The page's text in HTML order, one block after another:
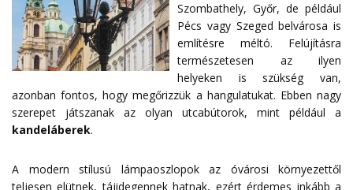
Szombathely, Győr, de például
Pécs vagy Szeged belvárosa is
említésre méltó. Felújításra
természetesen az ilyen
helyeken is szükség van,
azonban fontos, hogy megőrizzük a hangulatukat. Ebben nagy
szerepet játszanak az olyan utcabútorok, mint például a
kandeláberek.
A modern stílusú lámpaoszlopok az óvárosi környezettől
teljesen elütnek, tájidegennek hatnak, ezért érdemes inkább a